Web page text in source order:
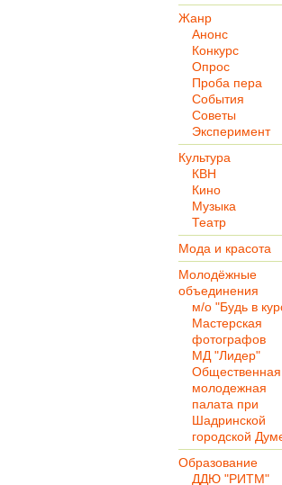
Жанр
Анонс
Конкурс
Опрос
Проба пера
События
Советы
Эксперимент
Культура
КВН
Кино
Музыка
Театр
Мода и красота
Молодёжные
объединения
м/о "Будь в
Мастерская
фотографов
МД "Лидер"
Общественная
молодежная
палата при
Шадринской
городской
Образование
ДДЮ "РИТМ"